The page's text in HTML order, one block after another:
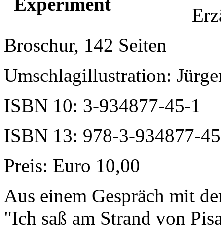
Broschur, 142 Seiten
Umschlagillustration:
ISBN 10: 3-934877-45-1
ISBN 13: 978-3-934877-
Preis: Euro 10,00
Aus einem Gespräch mit
"Ich saß am Strand von